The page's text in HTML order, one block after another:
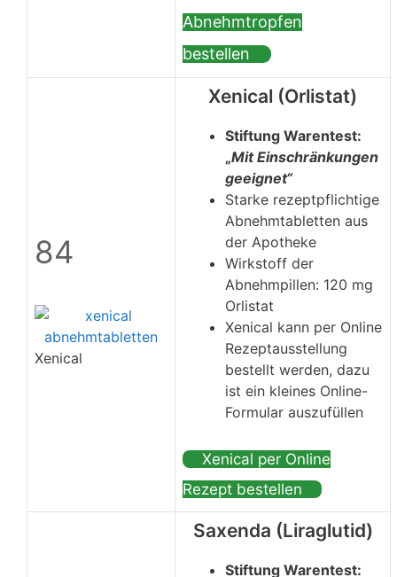
Abnehmtropfen
bestellen
84
Xenical
Xenical (Orlistat)
Stiftung Warentest:
„Mit Einschränkungen
geeignet“
Starke rezeptpflichtige
Abnehmtabletten aus
der Apotheke
Wirkstoff der
Abnehmpillen: 120 mg
Orlistat
Xenical kann per Online
Rezeptausstellung
bestellt werden, dazu
ist ein kleines Online-
Formular auszufüllen
Xenical per Online
Rezept bestellen
Saxenda (Liraglutid)
Stiftung Warentest: